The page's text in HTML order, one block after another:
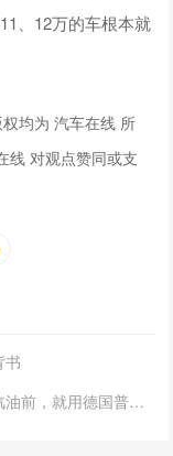
、12万的车根本就
均为 汽车在线 所
线 对观点赞同或支
书
下一篇：担心乙醇汽油对车有影响？换乙醇汽油前，就用德国普罗菲！